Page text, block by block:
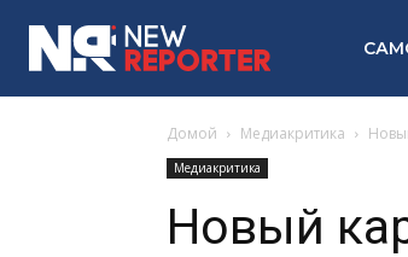
Домой Медиакритика
Медиакритика
Новый